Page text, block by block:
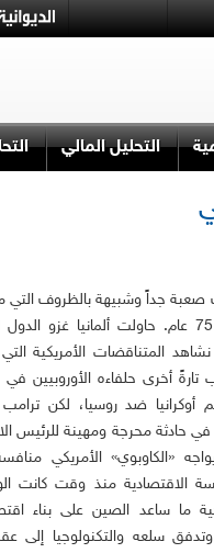
التحليل المالي
صعبة جداً وشبيهة بالظروف التي
العالمية الثانية قبل حوالي 75 عام. حاولت
المتناقضات الأمريكية
تارةً أخرى حلفاءه
أوكرانيا ضد روسيا، لكن
في حادثة محرجة ومهينة للرئيس
«الكاوبوي» الأمريكي
الاقتصادية منذ وقت كانت
ما ساعد الصين على بناء
سلعه والتكنولوجيا إلى